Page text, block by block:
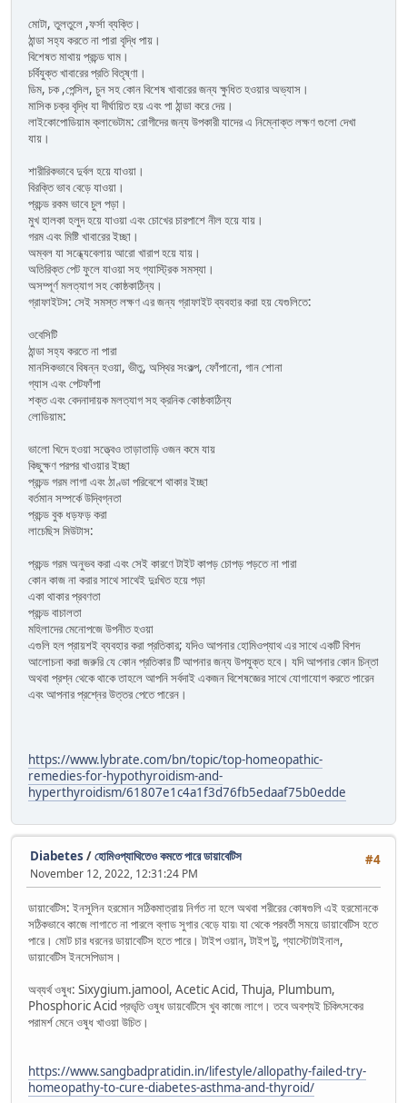
মোটা, তুলতুলে ,ফর্সা ব্যক্তি।
ঠান্ডা সহ্য করতে না পারা বৃদ্ধি পায়।
বিশেষত মাথায় প্রচন্ড ঘাম।
চর্বিযুক্ত খাবারের প্রতি বিতৃষ্ণা।
ডিম, চক ,পেন্সিল, চুন সহ কোন বিশেষ খাবারের জন্য ক্ষুধিত হওয়ার অভ্যাস।
মাসিক চক্র বৃদ্ধি যা দীর্ঘায়িত হয় এবং পা ঠান্ডা করে দেয়।
লাইকোপোডিয়াম ক্লাভেটাম: রোগীদের জন্য উপকারী যাদের এ নিম্নোক্ত লক্ষণ গুলো দেখা
যায়।
শারীরিকভাবে দুর্বল হয়ে যাওয়া।
বিরক্তি ভাব বেড়ে যাওয়া।
প্রচন্ড রকম ভাবে চুল পড়া।
মুখ হালকা হলুদ হয়ে যাওয়া এবং চোখের চারপাশে নীল হয়ে যায়।
গরম এবং মিষ্টি খাবারের ইচ্ছা।
অম্বল যা সন্ধ্যেবেলায় আরো খারাপ হয়ে যায়।
অতিরিক্ত পেট ফুলে যাওয়া সহ গ্যাস্ট্রিক সমস্যা।
অসম্পূর্ণ মলত্যাগ সহ কোষ্ঠকাঠিন্য।
গ্রাফাইটস: সেই সমস্ত লক্ষণ এর জন্য গ্রাফাইট ব্যবহার করা হয় যেগুলিতে:
ওবেসিটি
ঠান্ডা সহ্য করতে না পারা
মানসিকভাবে বিষন্ন হওয়া, ভীতু, অস্থির সংকল্প, ফোঁপানো, গান শোনা
গ্যাস এবং পেটফাঁপা
শক্ত এবং বেদনাদায়ক মলত্যাগ সহ ক্রনিক কোষ্ঠকাঠিন্য
লোডিয়াম:
ভালো খিদে হওয়া সত্ত্বেও তাড়াতাড়ি ওজন কমে যায়
কিছুক্ষণ পরপর খাওয়ার ইচ্ছা
প্রচন্ড গরম লাগা এবং ঠাণ্ডা পরিবেশে থাকার ইচ্ছা
বর্তমান সম্পর্কে উদ্বিগ্নতা
প্রচন্ড বুক ধড়ফড় করা
লাচেছিস মিউটাস:
প্রচন্ড গরম অনুভব করা এবং সেই কারণে টাইট কাপড় চোপড় পড়তে না পারা
কোন কাজ না করার সাথে সাথেই দুঃখিত হয়ে পড়া
একা থাকার প্রবণতা
প্রচন্ড বাচালতা
মহিলাদের মেনোপজে উপনীত হওয়া
এগুলি হল প্রায়শই ব্যবহার করা প্রতিকার; যদিও আপনার হোমিওপ্যাথ এর সাথে একটি বিশদ
আলোচনা করা জরুরি যে কোন প্রতিকার টি আপনার জন্য উপযুক্ত হবে। যদি আপনার কোন চিন্তা
অথবা প্রশ্ন থেকে থাকে তাহলে আপনি সর্বদাই একজন বিশেষজ্ঞের সাথে যোগাযোগ করতে পারেন
এবং আপনার প্রশ্নের উত্তর পেতে পারেন।
https://www.lybrate.com/bn/topic/top-homeopathic-
remedies-for-hypothyroidism-and-
hyperthyroidism/61807e1c4a1f3d76fb5edaaf75b0edde
#4
Diabetes /হোমিওপ্যাথিতেও কমতে পারে ডায়াবেটিস
November 12, 2022, 12:31:24 PM
ডায়াবেটিস: ইনসুলিন হরমোন সঠিকমাত্রায় নির্গত না হলে অথবা শরীরের কোষগুলি এই হরমোনকে
সঠিকভাবে কাজে লাগাতে না পারলে ব্লাড সুগার বেড়ে যায়৷ যা থেকে পরবর্তী সময়ে ডায়াবেটিস হতে
পারে। মোট চার ধরনের ডায়াবেটিস হতে পারে। টাইপ ওয়ান, টাইপ টু, গ্যাস্টোটাইনাল,
ডায়াবেটিস ইনসেপিডাস।
অব্যর্থ ওষুধ: Sixygium.jamool, Acetic Acid, Thuja, Plumbum,
Phosphoric Acid প্রভৃতি ওষুধ ডায়বেটিসে খুব কাজে লাগে। তবে অবশ্যই চিকিৎসকের
পরামর্শ মেনে ওষুধ খাওয়া উচিত।
https://www.sangbadpratidin.in/lifestyle/allopathy-failed-try-
homeopathy-to-cure-diabetes-asthma-and-thyroid/